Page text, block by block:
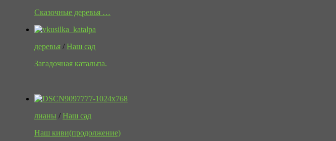
Сказочные деревья …
деревья /Наш сад
Загадочная катальпа.
лианы /Наш сад
Наш киви(продолжение)